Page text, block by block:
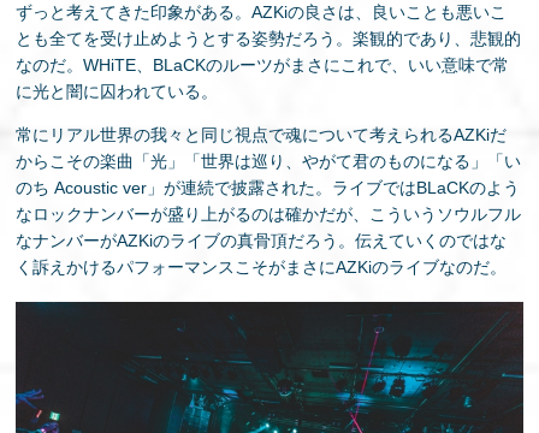
ずっと考えてきた印象がある。AZKiの良さは、良いことも悪いこ
とも全てを受け止めようとする姿勢だろう。楽観的であり、悲観的
なのだ。WHiTE、BLaCKのルーツがまさにこれで、いい意味で常
に光と闇に囚われている。
常にリアル世界の我々と同じ視点で魂について考えられるAZKiだ
からこその楽曲「光」「世界は巡り、やがて君のものになる」「い
のち Acoustic ver」が連続で披露された。ライブではBLaCKのよう
なロックナンバーが盛り上がるのは確かだが、こういうソウルフル
なナンバーがAZKiのライブの真骨頂だろう。伝えていくのではな
く訴えかけるパフォーマンスこそがまさにAZKiのライブなのだ。